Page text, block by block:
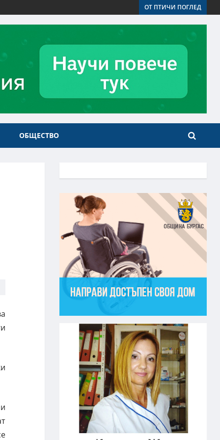
ОТ ПТИЧИ ПОГЛЕД
ОБЩЕСТВО